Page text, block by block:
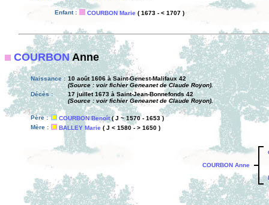
Enfant : COURBON Marie ( 1673 - < 1707 )
COURBONAnne
Naissance : 10 août 1606 à Saint-Genest-Malifaux 42
(Source : voir fichier Geneanet de Claude Royon).
Décès :
17 juillet 1673 à Saint-Jean-Bonnefonds 42
(Source : voir fichier Geneanet de Claude Royon).
Père : COURBON Benoît( J ~ 1570 - 1653 )
Mère :
BALLEY Marie ( J < 1580 - > 1650 )
COURBON Anne